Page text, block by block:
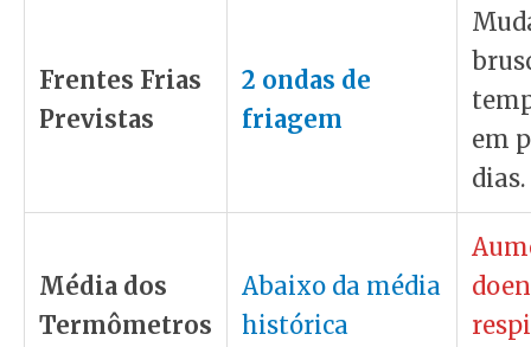
Frentes Frias
Previstas
2 ondas de
friagem
em
dias.
Média dos
Termômetros
Abaixo da média
histórica